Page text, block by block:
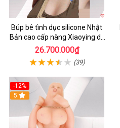
Búp bê tình dục silicone Nhật
Bản cao cấp nàng Xiaoying dễ
thương kích thích
26.700.000₫
(39)
-12%
5